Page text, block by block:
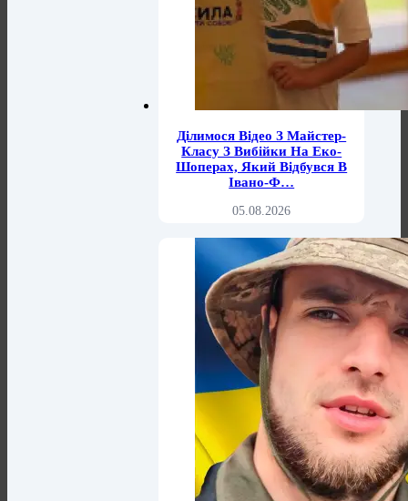
Ділимося Відео З Майстер-
Класу З Вибійки На Еко-
Шоперах, Який Відбувся В
Івано-Ф…
05.08.2026